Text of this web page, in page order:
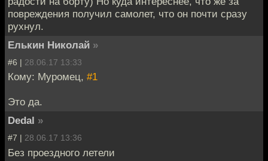
повреждения получил самолет, что он почти сразу
рухнул.
Елькин Николай »
#6 | 28.06.17 13:33
Кому: Муромец, #1
Это да.
Dedal »
#7 | 28.06.17 13:36
Без проездного летели